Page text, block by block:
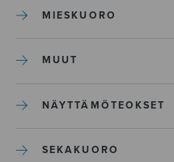
MIESKUORO
MUUT
NÄYTTÄMÖTEOKSET
SEKAKUORO